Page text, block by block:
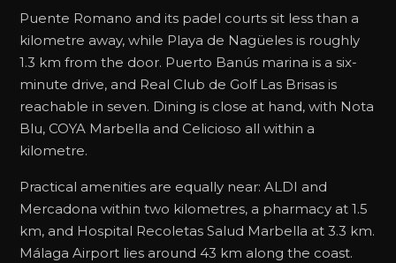
Puente Romano and its padel courts sit less than a
kilometre away, while Playa de Nagüeles is roughly
1.3 km from the door. Puerto Banús marina is a six-
minute drive, and Real Club de Golf Las Brisas is
reachable in seven. Dining is close at hand, with Nota
Blu, COYA Marbella and Celicioso all within a
kilometre.
Practical amenities are equally near: ALDI and
Mercadona within two kilometres, a pharmacy at 1.5
km, and Hospital Recoletas Salud Marbella at 3.3 km.
Málaga Airport lies around 43 km along the coast.